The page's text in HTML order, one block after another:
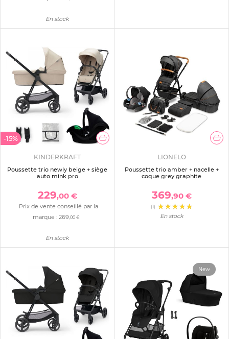
En stock
-15%
KINDERKRAFT
Poussette trio newly beige + siège
auto mink pro
229,00 €
Prix de vente conseillé par la
marque :269,00 €
En stock
LIONELO
Poussette trio amber + nacelle +
coque grey graphite
369,90 €
(1)
En stock
New